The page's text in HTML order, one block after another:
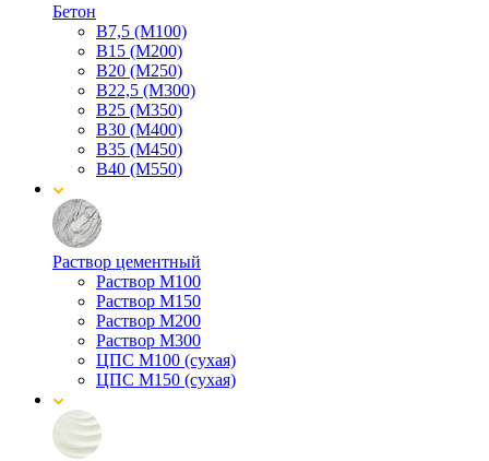
Бетон
В7,5 (М100)
В15 (М200)
В20 (М250)
В22,5 (М300)
В25 (М350)
В30 (М400)
В35 (М450)
В40 (М550)
Раствор цементный
Раствор М100
Раствор М150
Раствор М200
Раствор М300
ЦПС М100 (сухая)
ЦПС М150 (сухая)